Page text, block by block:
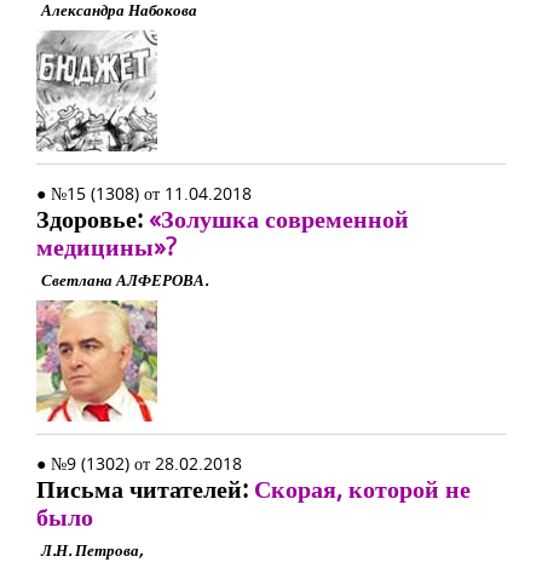
Александра Набокова
● №15 (1308) от 11.04.2018
Здоровье:«Золушка современной
медицины»?
Светлана АЛФЕРОВА.
● №9 (1302) от 28.02.2018
Письма читателей: Скорая, которой не
было
Л.Н. Петрова,